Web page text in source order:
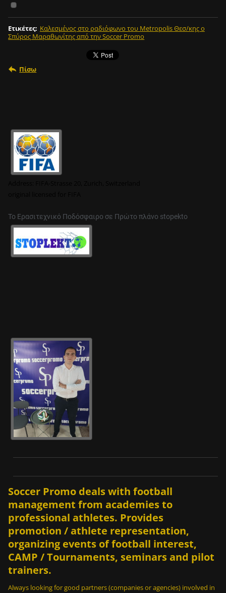
Ετικέτες: Καλεσμένος στο ραδιόφωνο του Metropolis Θεσ/κης ο
Σπύρος Μαραθωνίτης από την Soccer Promo
Πίσω
Το Ερασιτεχνικό Ποδόσφαιρο σε Πρώτο πλάνο stopekto
Soccer Promo deals with football
management from academies to
professional athletes. Provides
promotion / athlete representation,
organizing events of football interest,
CAMP / Tournaments, seminars and pilot
trainers.
Always looking for good partners (companies or agencies) involved in